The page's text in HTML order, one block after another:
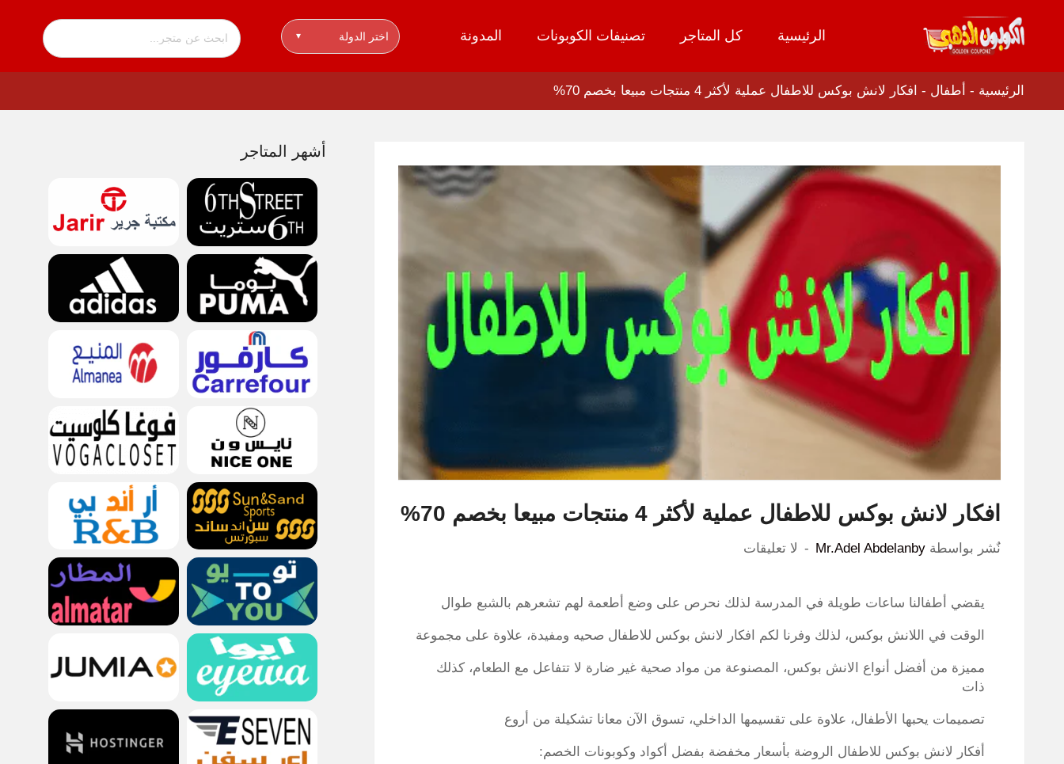
تخطي
المحتوى
الرئيسية كل المتاجر تصنيفات الكوبونات المدونة اختر الدولة ▾
الرئيسية - أطفال - افكار لانش بوكس للاطفال عملية لأكثر 4 منتجات مبيعا بخصم 70%
افكار لانش بوكس للاطفال عملية لأكثر 4 منتجات مبيعا بخصم 70%
نٌشر بواسطة Mr.Adel Abdelanby لا تعليقات
يقضي أطفالنا ساعات طويلة في المدرسة لذلك نحرص على وضع أطعمة لهم تشعرهم بالشبع طوال
الوقت في اللانش بوكس، لذلك وفرنا لكم افكار لانش بوكس للاطفال صحيه ومفيدة، علاوة على مجموعة
مميزة من أفضل أنواع الانش بوكس، المصنوعة من مواد صحية غير ضارة لا تتفاعل مع الطعام، كذلك
ذات
تصميمات يحبها الأطفال، علاوة على تقسيمها الداخلي، تسوق الآن معانا تشكيلة من أروع
أفكار لانش بوكس للاطفال الروضة بأسعار مخفضة بفضل أكواد وكوبونات الخصم:
أشهر المتاجر